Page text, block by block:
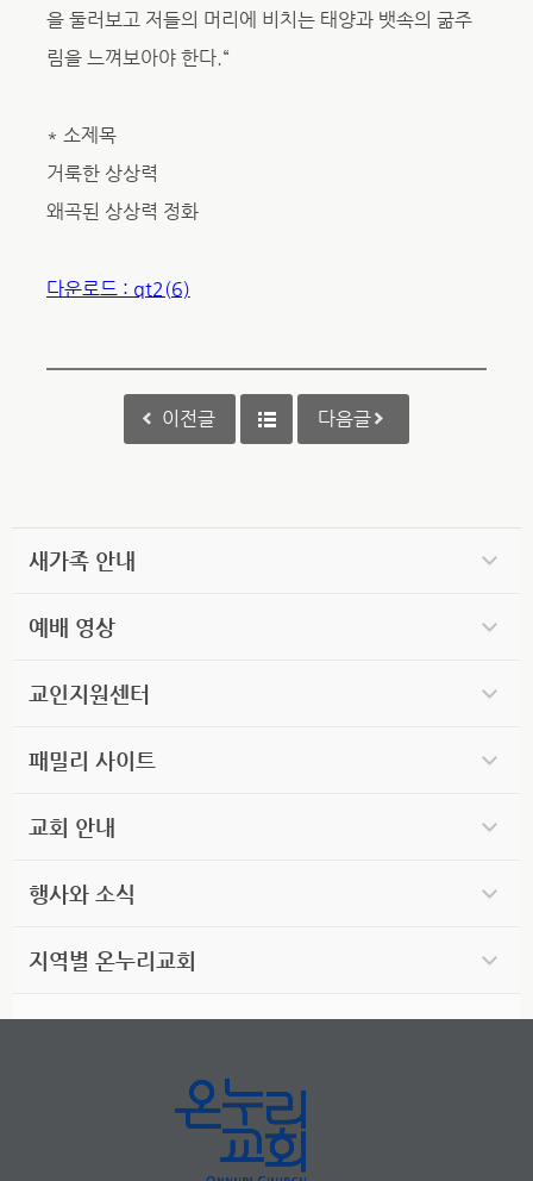
을 둘러보고 저들의 머리에 비치는 태양과 뱃속의 굶주
림을 느껴보아야 한다.“
* 소제목
거룩한 상상력
왜곡된 상상력 정화
다운로드 : qt2(6)
이전글 다음글
새가족 안내
예배 영상
교인지원센터
패밀리 사이트
교회 안내
행사와 소식
지역별 온누리교회